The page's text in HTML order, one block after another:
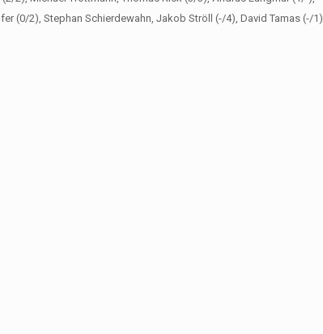
(0/2), Stephan Schierdewahn, Jakob Ströll (-/4), David Tamas (-/1)